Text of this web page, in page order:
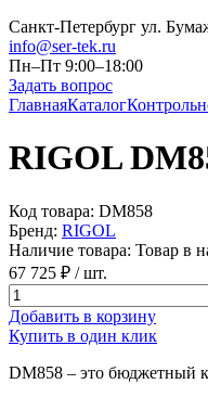
Санкт-Петербург ул.
info@ser-tek.ru
Пн–Пт 9:00–18:00
Задать вопрос
ГлавнаяКаталог
RIGOL
Код товара: DM858
Бренд: RIGOL
Наличие товара: Товар в
67 725 ₽ / шт.
Добавить в корзину
Купить в один клик
DM858 – это бюджетный